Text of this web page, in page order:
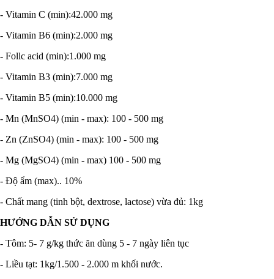
- Vitamin C (min):42.000 mg
- Vitamin B6 (min):2.000 mg
- Follc acid (min):1.000 mg
- Vitamin B3 (min):7.000 mg
- Vitamin B5 (min):10.000 mg
- Mn (MnSO4) (min - max): 100 - 500 mg
- Zn (ZnSO4) (min - max): 100 - 500 mg
- Mg (MgSO4) (min - max) 100 - 500 mg
- Độ ẩm (max).. 10%
- Chất mang (tinh bột, dextrose, lactose) vừa đủ: 1kg
HƯỚNG DẪN SỬ DỤNG
- Tôm: 5- 7 g/kg thức ăn dùng 5 - 7 ngày liên tục
- Liều tạt: 1kg/1.500 - 2.000 m khối nước.